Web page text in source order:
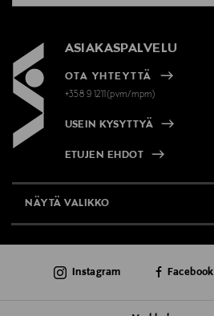
ASIAKASPALVELU
OTA YHTEYTTÄ
+358 9 1211(pvm/mpm)
USEIN KYSYTTYÄ
ETUJEN EHDOT
NÄYTÄ VALIKKO
AJANKOHTAISTA
Instagram Facebook